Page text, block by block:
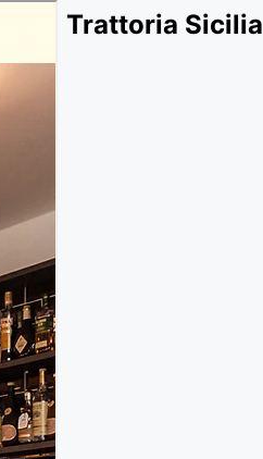
Trattoria Sicilia